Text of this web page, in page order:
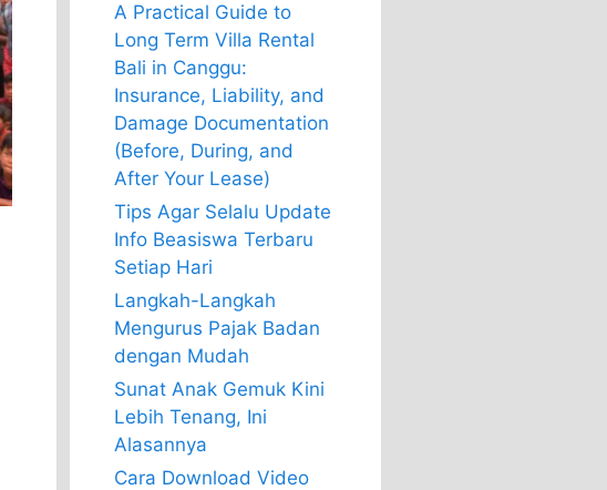
A Practical Guide to
Long Term Villa Rental
Bali in Canggu:
Insurance, Liability, and
Damage Documentation
(Before, During, and
After Your Lease)
Tips Agar Selalu Update
Info Beasiswa Terbaru
Setiap Hari
Langkah-Langkah
Mengurus Pajak Badan
dengan Mudah
Sunat Anak Gemuk Kini
Lebih Tenang, Ini
Alasannya
Cara Download Video